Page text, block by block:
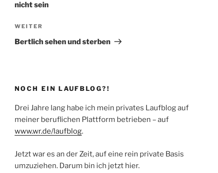
nicht sein
Nächster
Beitrag
WEITER
Bertlich sehen und sterben
NOCH EIN LAUFBLOG?!
Drei Jahre lang habe ich mein privates Laufblog auf
meiner beruflichen Plattform betrieben – auf
www.wr.de/laufblog.
Jetzt war es an der Zeit, auf eine rein private Basis
umzuziehen. Darum bin ich jetzt hier.